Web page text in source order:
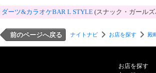
ダーツ&カラオケBAR L STYLE (スナック・ガール
前のページへ戻る ナイトナビ お店を探す 殿
お店を探す